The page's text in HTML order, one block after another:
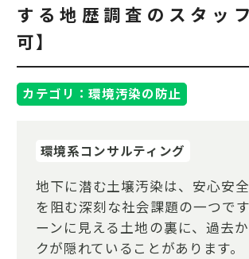
する地歴調査のスタッ
可】
カテゴリ：環境汚染の防止
環境系コンサルティング
地下に潜む土壌汚染は、安心安
を阻む深刻な社会課題の一つで
ーンに見える土地の裏に、過去
クが隠れていることがあります。